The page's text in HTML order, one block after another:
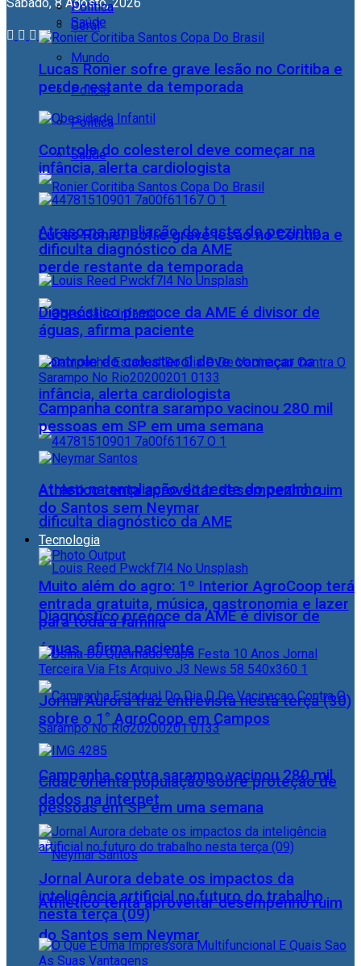
Geral
Mundo
Polícia
Política
Saúde
Lucas Ronier sofre grave lesão no Coritiba e
perde restante da temporada
Controle do colesterol deve começar na
infância, alerta cardiologista
Atraso na ampliação do teste do pezinho
dificulta diagnóstico da AME
Diagnóstico precoce da AME é divisor de
águas, afirma paciente
Campanha contra sarampo vacinou 280 mil
pessoas em SP em uma semana
Athletico tenta aproveitar desempenho ruim
do Santos sem Neymar
Política
Saúde
Lucas Ronier sofre grave lesão no Coritiba e
perde restante da temporada
Controle do colesterol deve começar na
infância, alerta cardiologista
Atraso na ampliação do teste do pezinho
dificulta diagnóstico da AME
Diagnóstico precoce da AME é divisor de
águas, afirma paciente
Campanha contra sarampo vacinou 280 mil
pessoas em SP em uma semana
Athletico tenta aproveitar desempenho ruim
do Santos sem Neymar
Tecnologia
Muito além do agro: 1º Interior AgroCoop terá
entrada gratuita, música, gastronomia e lazer
para toda a família
Jornal Aurora traz entrevista nesta terça (30)
sobre o 1° AgroCoop em Campos
Cidac orienta população sobre proteção de
dados na internet
Jornal Aurora debate os impactos da
inteligência artificial no futuro do trabalho
nesta terça (09)